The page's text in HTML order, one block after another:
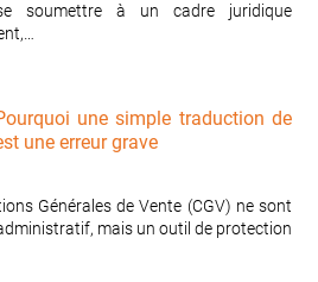
soumettre à un cadre juridique
une simple traduction de
une erreur grave
Générales de Vente (CGV) ne sont
mais un outil de protection